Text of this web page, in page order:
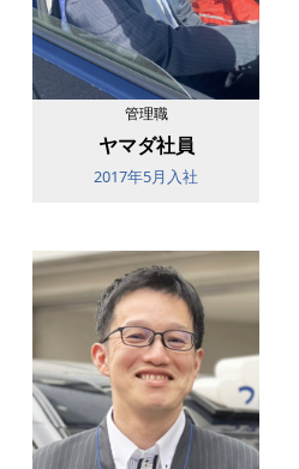
管理職
ヤマダ社員
2017年5月入社